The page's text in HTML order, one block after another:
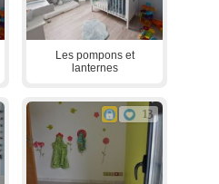
Les pompons et
lanternes
13